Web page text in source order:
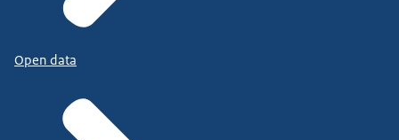
Open data